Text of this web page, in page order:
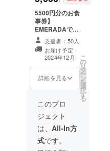
要：120
分×1回
・有効
期限：
2026年
12月末
詳細が
決まり
メール
で連絡
しま
す。 ※
詳細：
で連絡
しま
店舗の
詳細：
幡ヶ谷
駅近辺
（詳細
な住所
は後日
有しま
はお届
け商品
ルに表
ます。
商品開
封前に
は必ず
お届け
に貼付
された
ラベル
や注意
書きを
ご確認
でに開
催予定
弟2人で
けて指
導しま
すので
２日間
時間が
５回程
度の電
話での
アフ
ターサ
ポート
方まで
全て教
す。 座
理。
ミール
スの味
の細か
い構成
えると
いう講
座は世
界でも
まだな
いと思
5500円分のお食
事券】
EMERADAで使
えるお食事券
1100円分×5枚を
発行します。 ・
店舗でお渡しし
ます。 ・譲渡も
可能です。 ・店
舗オープンから2
す。 ※ 店舗の詳
細：幡ヶ谷駅近
辺（詳細な住所
は後日ご連絡に
て共有します）
支援者：50人
お届け予定：
2024年12月
詳細を見る
こ
の
リ
タ
ー
ン
を
選
択
す
る
このプロ
ジェクト
は、 All-In方
式です。